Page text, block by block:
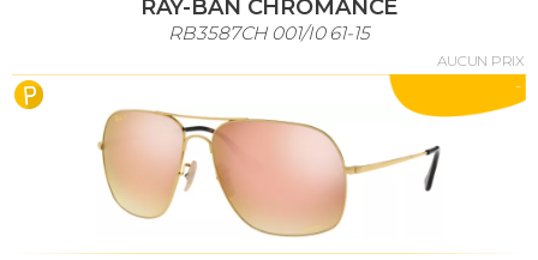
RAY-BAN CHROMANCE
RB3587CH 001/I0 61-15
AUCUN PRIX
-